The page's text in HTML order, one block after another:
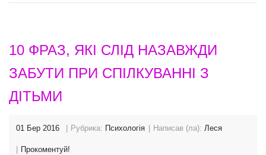
10 ФРАЗ, ЯКІ СЛІД НАЗАВЖДИ
ЗАБУТИ ПРИ СПІЛКУВАННІ З
ДІТЬМИ
01 Бер 2016 Рубрика: Психологія Написав (ла): Леся
Прокоментуй!